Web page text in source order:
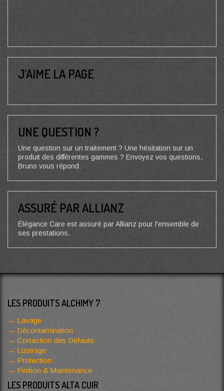
J’AIME LA PAGE
UNE QUESTION ?
Une question sur un traitement ? Une hésitation sur un
produit des différentes gammes ? Envoyez vos questions,
Bruno vous répond.
ASSURÉ PAR ALLIANZ
Élégance Care est assuré par Allianz pour l'ensemble de
ses prestations.
LES PRODUITS ALCHIMY 7
Lavage
Décontamination
Correction des Défauts
Lustrage
Protection
Finition & Maintenance
LES PRODUITS ALTA CUIR